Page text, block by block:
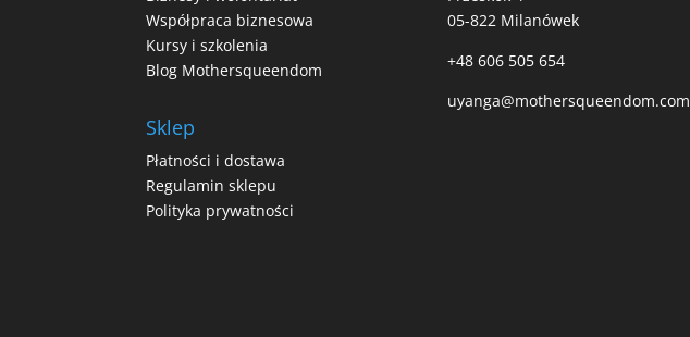
Współpraca biznesowa
Kursy i szkolenia
Blog Mothersqueendom
Sklep
Płatności i dostawa
Regulamin sklepu
Polityka prywatności
05-822 Milanówek
+48 606 505 654
uyanga@mothersqueendom.com